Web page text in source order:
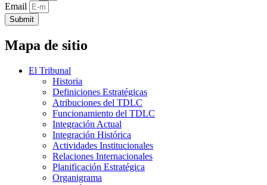
Email
Submit
Mapa de sitio
El Tribunal
Historia
Definiciones Estratégicas
Atribuciones del TDLC
Funcionamiento del TDLC
Integración Actual
Integración Histórica
Actividades Institucionales
Relaciones Internacionales
Planificación Estratégica
Organigrama